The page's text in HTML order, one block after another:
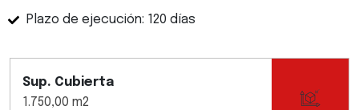
Plazo de ejecución: 120 días
Sup. Cubierta
1.750,00 m2